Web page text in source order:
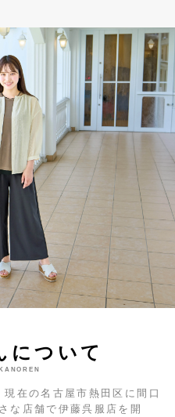
について
在の名古屋市熱田区に間口
な店舗で伊藤呉服店を開